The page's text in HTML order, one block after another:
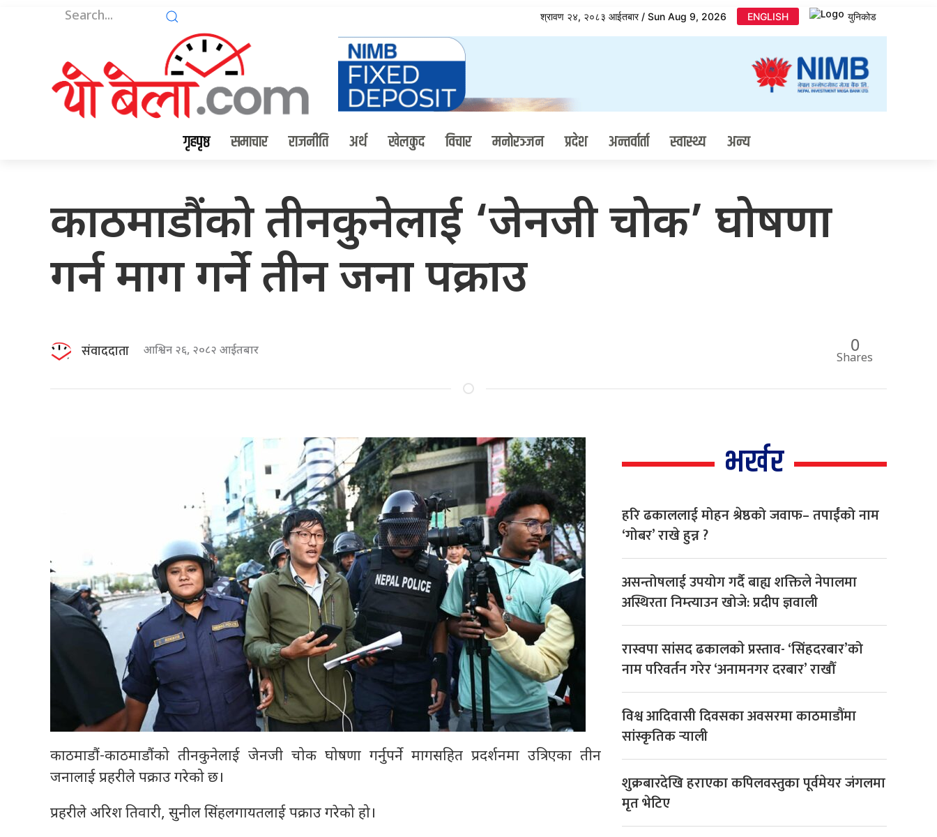
श्रावण २४, २०८३ आईतबार / Sun Aug 9, 2026 ENGLISH युनिकोड
गृहपृष्ठ समाचार राजनीति अर्थ खेलकुद विचार मनोरञ्जन प्रदेश अन्तर्वार्ता स्वास्थ्य अन्य
काठमाडौंको तीनकुनेलाई ‘जेनजी चोक’ घोषणा
गर्न माग गर्ने तीन जना पक्राउ
संवाददाता आश्विन २६, २०८२ आईतबार 0
Shares
काठमाडौं-काठमाडौंको तीनकुनेलाई जेनजी चोक घोषणा गर्नुपर्ने मागसहित प्रदर्शनमा उत्रिएका तीन
जनालाई प्रहरीले पक्राउ गरेको छ।
प्रहरीले अरिश तिवारी, सुनील सिंहलगायतलाई पक्राउ गरेको हो।
भर्खर
हरि ढकाललाई मोहन श्रेष्ठको जवाफ– तपाईंको नाम
‘गोबर’ राखे हुन्न ?
असन्तोषलाई उपयोग गर्दै बाह्य शक्तिले नेपालमा
अस्थिरता निम्त्याउन खोजे: प्रदीप ज्ञवाली
रास्वपा सांसद ढकालकाे प्रस्ताव- ‘सिंहदरबार’को
नाम परिवर्तन गरेर ‘अनामनगर दरबार’ राखौँ
विश्व आदिवासी दिवसका अवसरमा काठमाडौंमा
सांस्कृतिक र्‍याली
शुक्रबारदेखि हराएका कपिलवस्तुका पूर्वमेयर जंगलमा
मृत भेटिए